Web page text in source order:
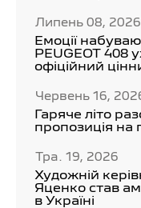
Липень 08, 2026
Емоції
PEUGEOT 408
офіційний
Червень 16,
Гаряче літо
пропозиція на
Тра. 19, 2026
Художній
Яценко став
в Україні